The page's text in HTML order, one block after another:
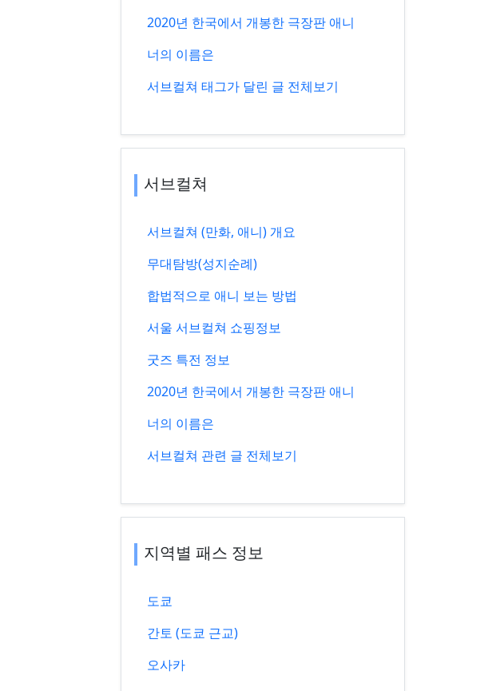
2020년 한국에서 개봉한 극장판 애니
너의 이름은
서브컬쳐 태그가 달린 글 전체보기
서브컬쳐
서브컬쳐 (만화, 애니) 개요
무대탐방(성지순례)
합법적으로 애니 보는 방법
서울 서브컬쳐 쇼핑정보
굿즈 특전 정보
2020년 한국에서 개봉한 극장판 애니
너의 이름은
서브컬쳐 관련 글 전체보기
지역별 패스 정보
도쿄
간토 (도쿄 근교)
오사카